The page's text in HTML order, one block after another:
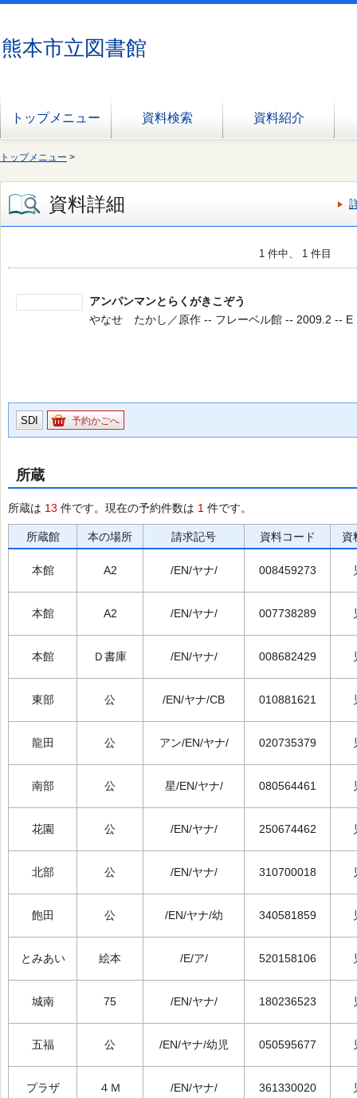
熊本市立図書館
トップメニュー 資料検索 資料紹介
トップメニュー >
資料詳細
1 件中、 1 件目
アンパンマンとらくがきこぞう
やなせ たかし／原作 -- フレーベル館 -- 2009.2 -- E
SDI 予約かごへ
所蔵
所蔵は 13 件です。現在の予約件数は 1 件です。
所蔵館 本の場所 請求記号 資料コード 資
本館 A2 /EN/ヤナ/ 008459273
本館 A2 /EN/ヤナ/ 007738289
本館 Ｄ書庫 /EN/ヤナ/ 008682429
東部 公 /EN/ヤナ/CB 010881621
龍田 公 アン/EN/ヤナ/ 020735379
南部 公 星/EN/ヤナ/ 080564461
花園 公 /EN/ヤナ/ 250674462
北部 公 /EN/ヤナ/ 310700018
飽田 公 /EN/ヤナ/幼 340581859
とみあい 絵本 /E/ア/ 520158106
城南 75 /EN/ヤナ/ 180236523
五福 公 /EN/ヤナ/幼児 050595677
プラザ ４Ｍ /EN/ヤナ/ 361330020